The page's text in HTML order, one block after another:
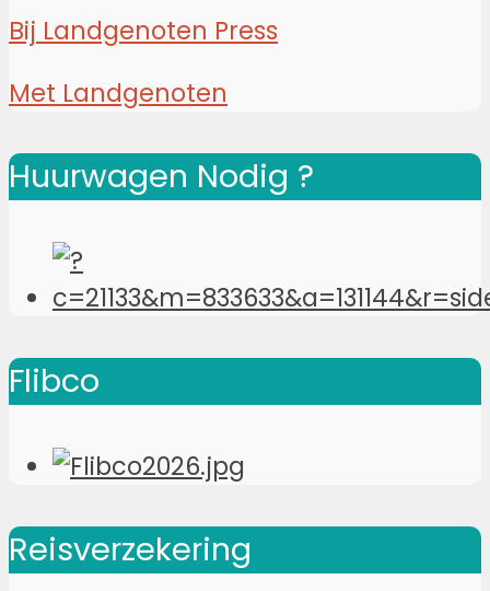
Bij Landgenoten Press
Met Landgenoten
Huurwagen Nodig ?
Flibco
Reisverzekering